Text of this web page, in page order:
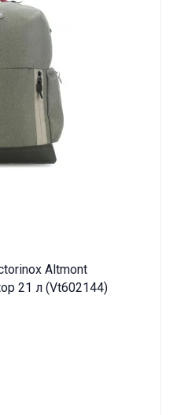
Altmont
21 л (Vt602144)